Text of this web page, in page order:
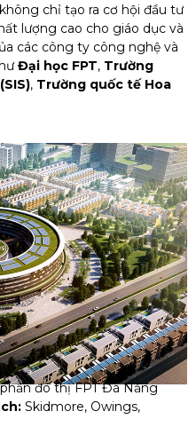
chỉ tạo ra cơ hội đầu tư
lượng cao cho giáo dục và
các công ty công nghệ và
Đại học FPT, Trường
, Trường quốc tế Hoa
đô thị FPT Đà Nẵng
Skidmore, Owings,